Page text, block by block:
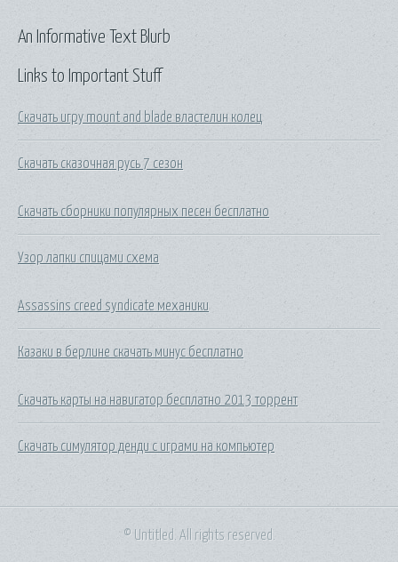
Links to Important Stuff
Скачать игру mount and blade властелин колец
Скачать сказочная русь 7 сезон
Скачать сборники популярных песен бесплатно
Узор лапки спицами схема
Assassins creed syndicate механики
Казаки в берлине скачать минус бесплатно
Скачать карты на навигатор бесплатно 2013 торрент
Скачать симулятор денди с играми на компьютер
An Informative Text Blurb
© Untitled. All rights reserved.